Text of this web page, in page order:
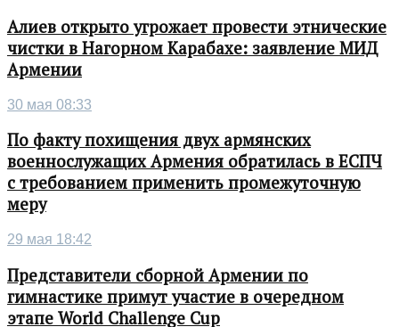
Алиев открыто угрожает провести этнические
чистки в Нагорном Карабахе: заявление МИД
Армении
30 мая 08:33
По факту похищения двух армянских
военнослужащих Армения обратилась в ЕСПЧ
с требованием применить промежуточную
меру
29 мая 18:42
Представители сборной Армении по
гимнастике примут участие в очередном
этапе World Challenge Cup